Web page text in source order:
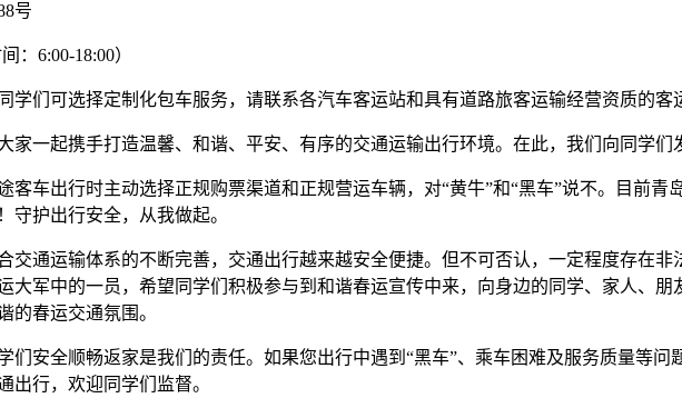
号
6:00-18:00）
们可选择定制化包车服务，请联系各汽车客运站和具有道路旅客运输经营资质的客
一起携手打造温馨、和谐、平安、有序的交通运输出行环境。在此，我们向同学们
客车出行时主动选择正规购票渠道和正规营运车辆，对“黄牛”和“黑车”说不。目前
守护出行安全，从我做起。
交通运输体系的不断完善，交通出行越来越安全便捷。但不可否认，一定程度存在
大军中的一员，希望同学们积极参与到和谐春运宣传中来，向身边的同学、家人、
的春运交通氛围。
们安全顺畅返家是我们的责任。如果您出行中遇到“黑车”、乘车困难及服务质量等问
出行，欢迎同学们监督。